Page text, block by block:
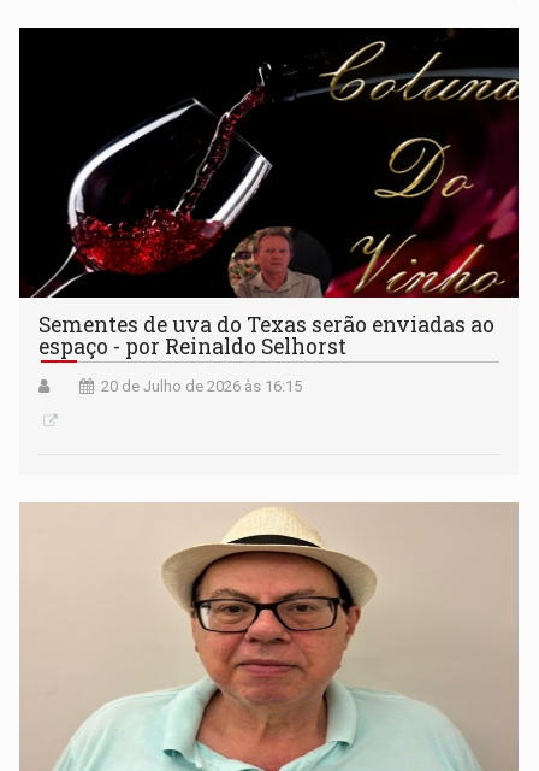
Sementes de uva do Texas serão enviadas ao
espaço - por Reinaldo Selhorst
20 de Julho de 2026 às 16:15